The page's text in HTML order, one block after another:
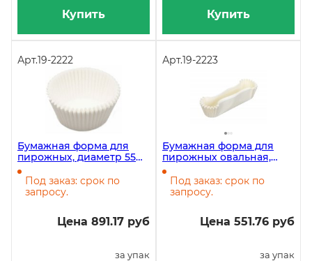
Купить Купить
Арт.19-2222
Бумажная форма для
пирожных, диаметр 55
мм, высота 43 мм,
круглая, белая, 1000 штук
Под заказ: срок по
запросу.
Цена 891.17 руб
за упак
Арт.19-2223
Бумажная форма для
пирожных овальная,
28х110 мм, высота 26 мм,
белая, 1000 штук
Под заказ: срок по
запросу.
Цена 551.76 руб
за упак